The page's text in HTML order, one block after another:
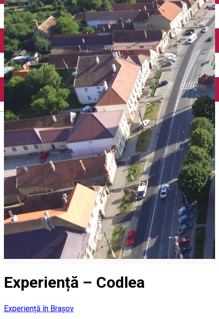
English
Experiență – Codlea
Experiență în Brașov